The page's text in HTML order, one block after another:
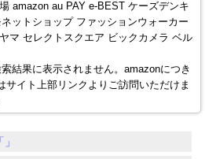
amazon au PAY e-BEST ケーズデンキ
ットショップ ファッションウォーカー
マ セレクトスクエア ビックカメラ ベル
結果に表示されません。amazonにつき
サイト上部リンクよりご訪問いただけま